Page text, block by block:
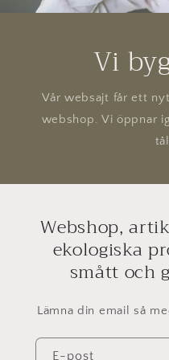
Vi
Vår websajt får ett
webshop. Vi öppnar
Webshop,
ekologiska
smått och
Lämna din email så
E-post